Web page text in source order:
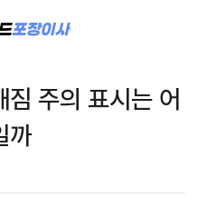
주의 표시는 어
까